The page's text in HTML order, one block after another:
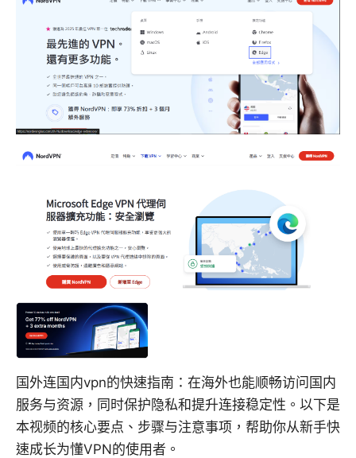
国外连国内vpn的快速指南：在海外也能顺畅访问国内
服务与资源，同时保护隐私和提升连接稳定性。以下是
本视频的核心要点、步骤与注意事项，帮助你从新手快
速成长为懂VPN的使用者。